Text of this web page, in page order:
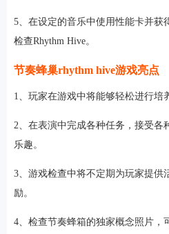
5、在设定的音乐中使用性能卡并获
检查Rhythm Hive。
节奏蜂巢rhythm hive游戏亮点
1、玩家在游戏中将能够轻松进行培
2、在表演中完成各种任务，接受各
乐趣。
3、游戏检查中将不定期为玩家提供
励。
4、检查节奏蜂箱的独家概念照片，